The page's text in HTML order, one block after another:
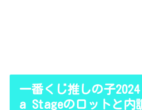
一番くじ推しの子
a Stageのロットと内